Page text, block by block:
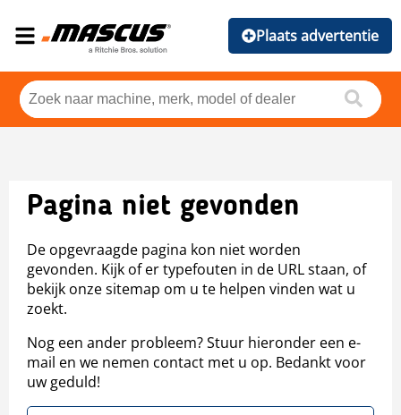
Plaats advertentie
Pagina niet gevonden
De opgevraagde pagina kon niet worden
gevonden. Kijk of er typefouten in de URL staan, of
bekijk onze sitemap om u te helpen vinden wat u
zoekt.
Nog een ander probleem? Stuur hieronder een e-
mail en we nemen contact met u op. Bedankt voor
uw geduld!